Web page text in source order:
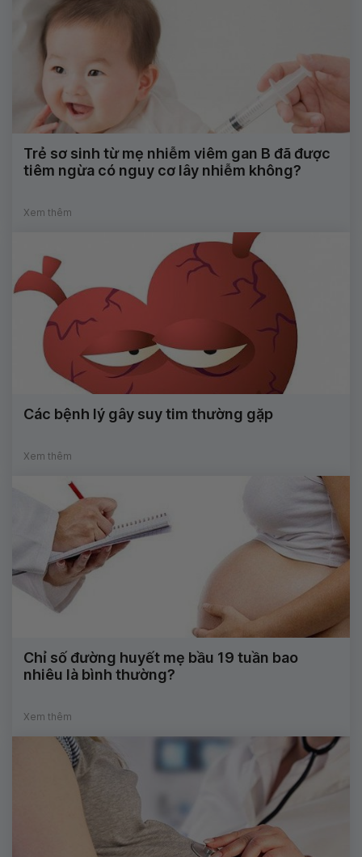
Trẻ sơ sinh từ mẹ nhiễm viêm gan B đã được
tiêm ngừa có nguy cơ lây nhiễm không?
Xem thêm
Các bệnh lý gây suy tim thường gặp
Xem thêm
Chỉ số đường huyết mẹ bầu 19 tuần bao
nhiêu là bình thường?
Xem thêm